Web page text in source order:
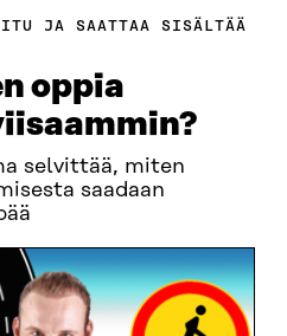
JA SAATTAA SISÄLTÄÄ
oppia
selvittää, miten
saadaan